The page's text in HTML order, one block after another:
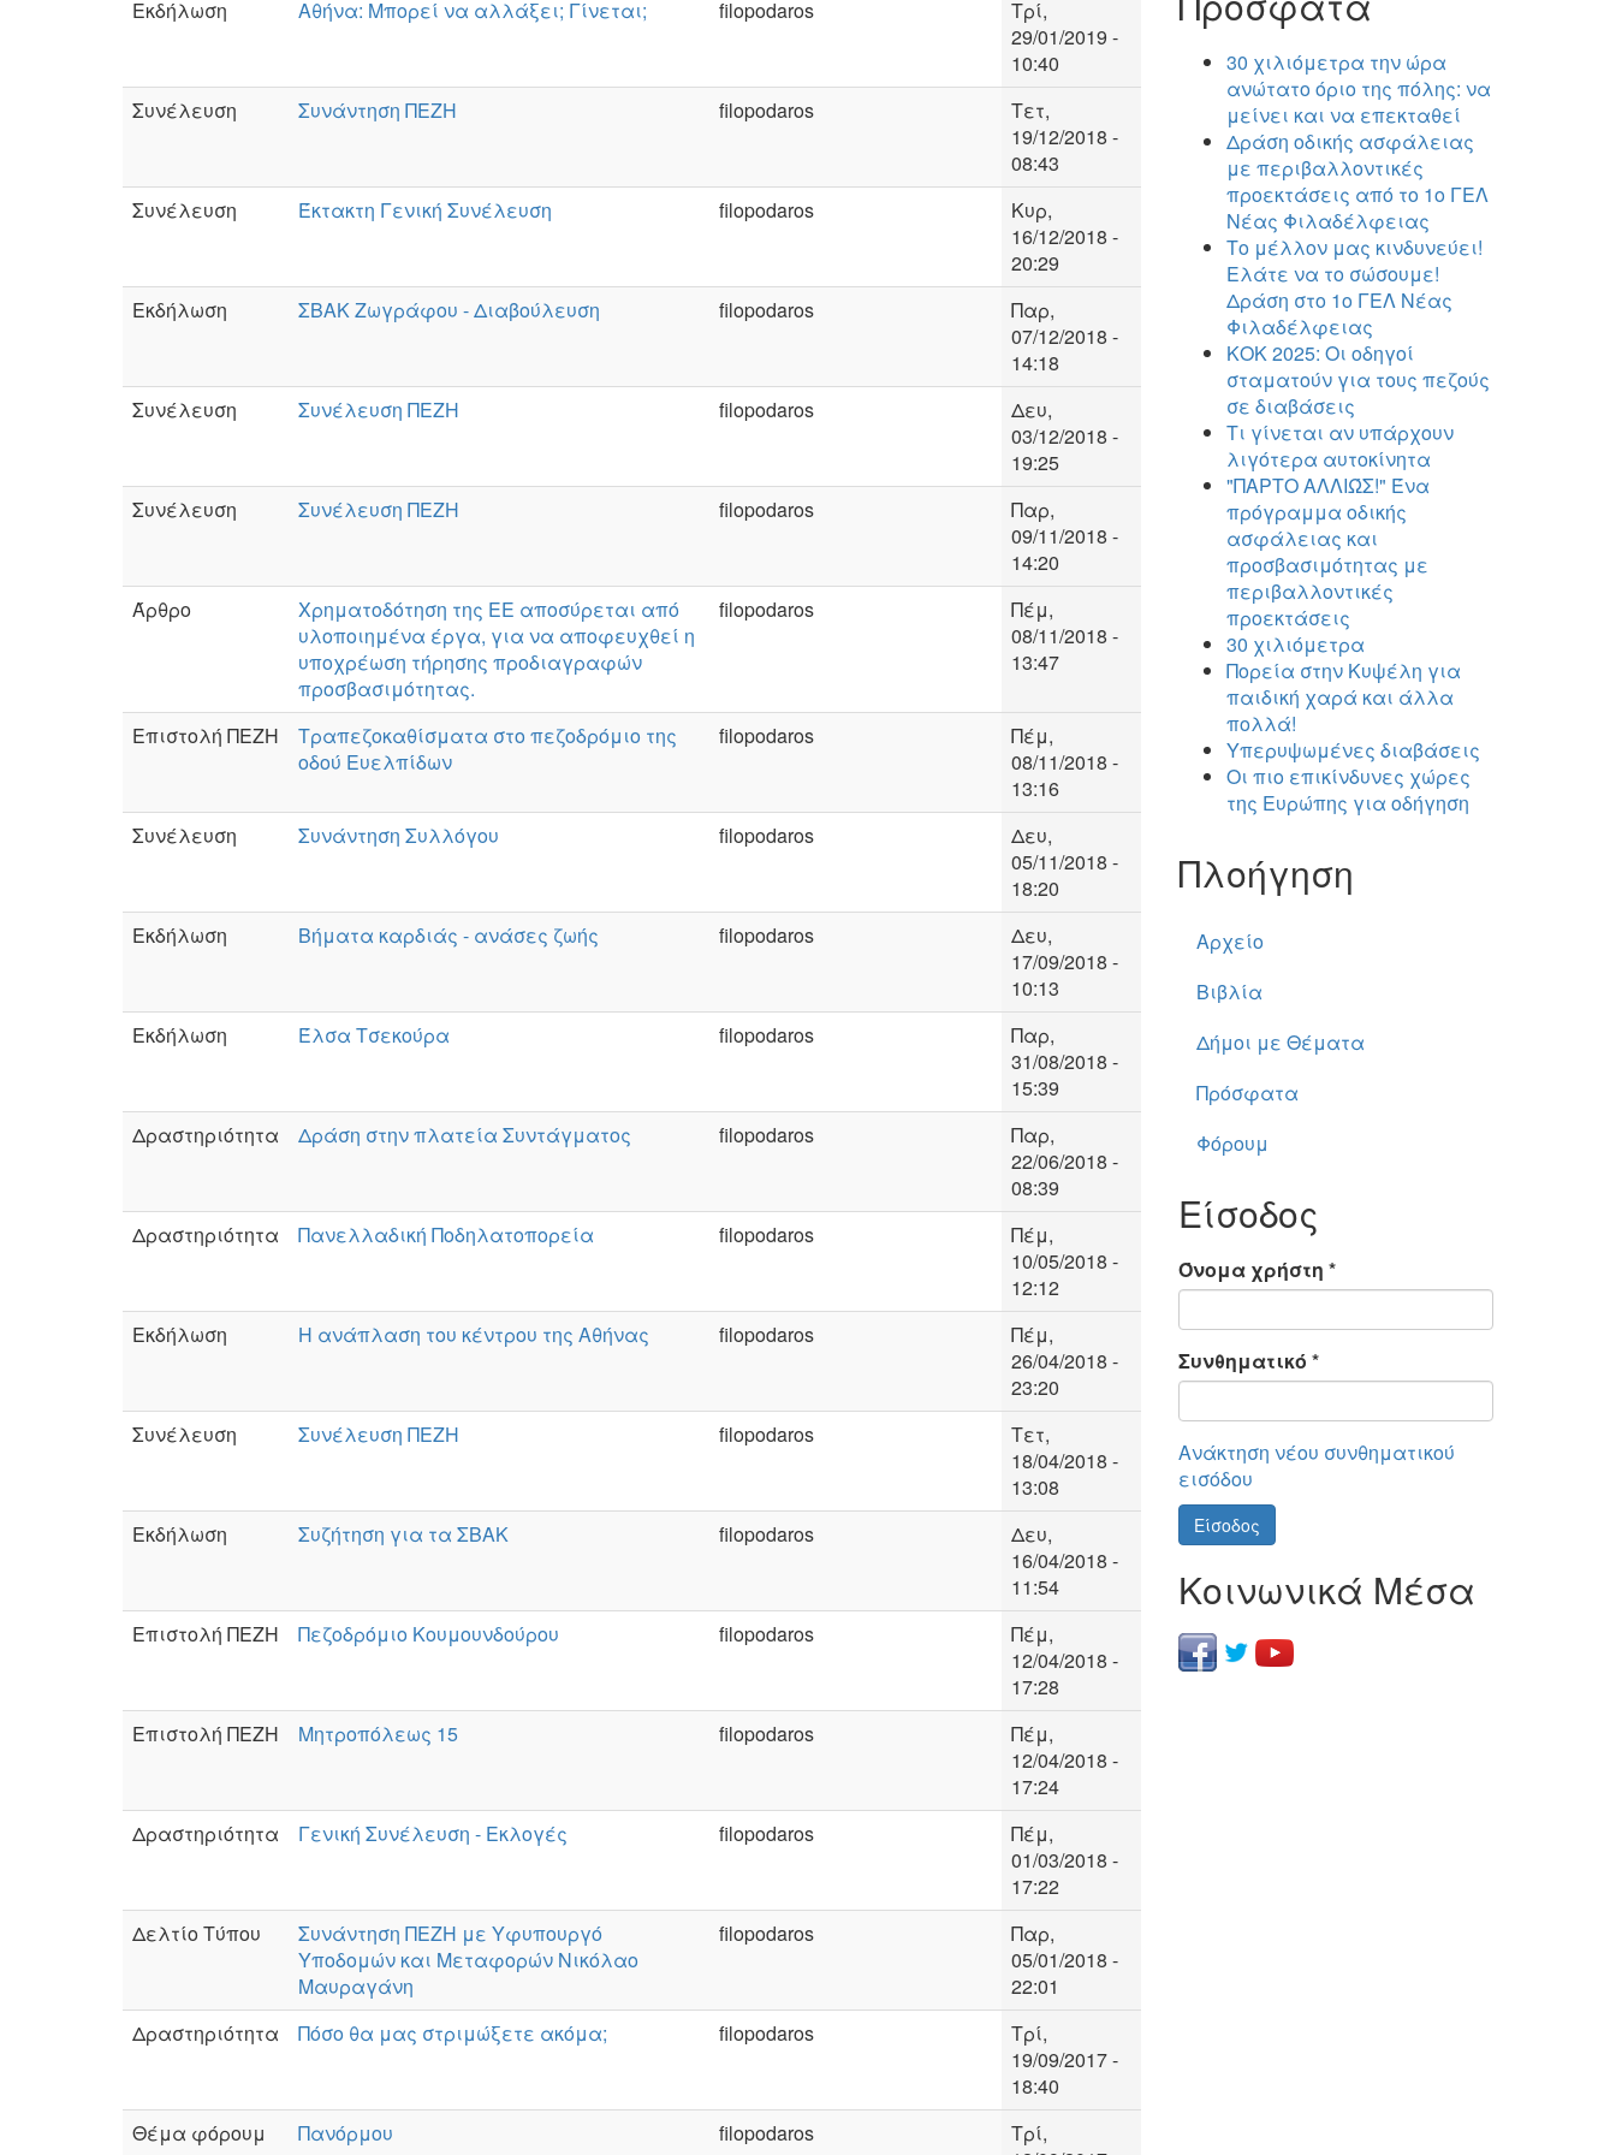
Εκδήλωση
Αθήνα: Μπορεί να αλλάξει; Γίνεται; filopodaros
Τρί,
29/01/2019 -
10:40
Συνέλευση
Συνάντηση ΠΕΖΗ filopodaros
Τετ,
19/12/2018 -
08:43
Συνέλευση
Έκτακτη Γενική Συνέλευση filopodaros
Κυρ,
16/12/2018 -
20:29
Εκδήλωση
ΣΒΑΚ Ζωγράφου - Διαβούλευση filopodaros
Παρ,
07/12/2018 -
14:18
Συνέλευση
Συνέλευση ΠΕΖΗ filopodaros
Δευ,
03/12/2018 -
19:25
Συνέλευση
Συνέλευση ΠΕΖΗ filopodaros
Παρ,
09/11/2018 -
14:20
Άρθρο
Χρηματοδότηση της ΕΕ αποσύρεται από
υλοποιημένα έργα, για να αποφευχθεί η
υποχρέωση τήρησης προδιαγραφών
προσβασιμότητας.
filopodaros
Πέμ,
08/11/2018 -
13:47
Επιστολή ΠΕΖΗ
Τραπεζοκαθίσματα στο πεζοδρόμιο της
οδού Ευελπίδων
filopodaros
Πέμ,
08/11/2018 -
13:16
Συνέλευση
Συνάντηση Συλλόγου filopodaros
Δευ,
05/11/2018 -
18:20
Εκδήλωση
Βήματα καρδιάς - ανάσες ζωής filopodaros
Δευ,
17/09/2018 -
10:13
Εκδήλωση
Έλσα Τσεκούρα filopodaros
Παρ,
31/08/2018 -
15:39
Δραστηριότητα
Δράση στην πλατεία Συντάγματος filopodaros
Παρ,
22/06/2018 -
08:39
Δραστηριότητα
Πανελλαδική Ποδηλατοπορεία filopodaros
Πέμ,
10/05/2018 -
12:12
Εκδήλωση
Η ανάπλαση του κέντρου της Αθήνας filopodaros
Πέμ,
26/04/2018 -
23:20
Συνέλευση
Συνέλευση ΠΕΖΗ filopodaros
Τετ,
18/04/2018 -
13:08
Εκδήλωση
Συζήτηση για τα ΣΒΑΚ filopodaros
Δευ,
16/04/2018 -
11:54
Επιστολή ΠΕΖΗ
Πεζοδρόμιο Κουμουνδούρου filopodaros
Πέμ,
12/04/2018 -
17:28
Επιστολή ΠΕΖΗ
Μητροπόλεως 15 filopodaros
Πέμ,
12/04/2018 -
17:24
Δραστηριότητα
Γενική Συνέλευση - Εκλογές filopodaros
Πέμ,
01/03/2018 -
17:22
Δελτίο Τύπου
Συνάντηση ΠΕΖΗ με Υφυπουργό
Υποδομών και Μεταφορών Νικόλαο
Μαυραγάνη
filopodaros
Παρ,
05/01/2018 -
22:01
Δραστηριότητα
Πόσο θα μας στριμώξετε ακόμα; filopodaros
Τρί,
19/09/2017 -
18:40
Θέμα φόρουμ
Πανόρμου filopodaros
Τρί,
30 χιλιόμετρα την ώρα
ανώτατο όριο της πόλης: να
μείνει και να επεκταθεί
Δράση οδικής ασφάλειας
με περιβαλλοντικές
προεκτάσεις από το 1ο ΓΕΛ
Νέας Φιλαδέλφειας
Το μέλλον μας κινδυνεύει!
Ελάτε να το σώσουμε!
Δράση στο 1ο ΓΕΛ Νέας
Φιλαδέλφειας
ΚΟΚ 2025: Οι οδηγοί
σταματούν για τους πεζούς
σε διαβάσεις
Τι γίνεται αν υπάρχουν
λιγότερα αυτοκίνητα
"ΠΑΡΤΟ ΑΛΛΙΏΣ!" Ένα
πρόγραμμα οδικής
ασφάλειας και
προσβασιμότητας με
περιβαλλοντικές
προεκτάσεις
30 χιλιόμετρα
Πορεία στην Κυψέλη για
παιδική χαρά και άλλα
πολλά!
Υπερυψωμένες διαβάσεις
Οι πιο επικίνδυνες χώρες
της Ευρώπης για οδήγηση
Πλοήγηση
Αρχείο
Βιβλία
Δήμοι με Θέματα
Πρόσφατα
Φόρουμ
Είσοδος
Όνομα χρήστη *
Συνθηματικό *
Ανάκτηση νέου συνθηματικού
εισόδου
Είσοδος
Κοινωνικά Μέσα